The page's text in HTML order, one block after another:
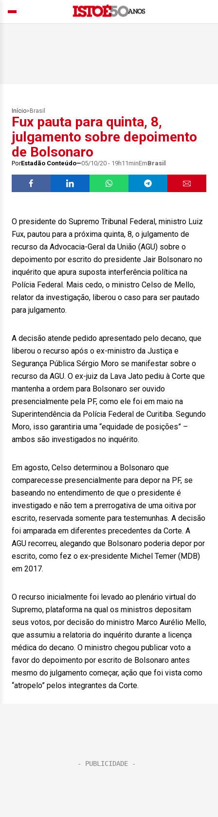
Início> Brasil
Fux pauta para quinta, 8,
julgamento sobre depoimento
de Bolsonaro
PorEstadão Conteúdo 05/10/20 - 19h11minEmBrasil
O presidente do Supremo Tribunal Federal, ministro Luiz
Fux, pautou para a próxima quinta, 8, o julgamento de
recurso da Advocacia-Geral da União (AGU) sobre o
depoimento por escrito do presidente Jair Bolsonaro no
inquérito que apura suposta interferência política na
Polícia Federal. Mais cedo, o ministro Celso de Mello,
relator da investigação, liberou o caso para ser pautado
para julgamento.
A decisão atende pedido apresentado pelo decano, que
liberou o recurso após o ex-ministro da Justiça e
Segurança Pública Sérgio Moro se manifestar sobre o
recurso da AGU. O ex-juiz da Lava Jato pediu à Corte que
mantenha a ordem para Bolsonaro ser ouvido
presencialmente pela PF, como ele foi em maio na
Superintendência da Polícia Federal de Curitiba. Segundo
Moro, isso garantiria uma “equidade de posições” –
ambos são investigados no inquérito.
Em agosto, Celso determinou a Bolsonaro que
comparecesse presencialmente para depor na PF, se
baseando no entendimento de que o presidente é
investigado e não tem a prerrogativa de uma oitiva por
escrito, reservada somente para testemunhas. A decisão
foi amparada em diferentes precedentes da Corte. A
AGU recorreu, alegando que Bolsonaro poderia depor por
escrito, como fez o ex-presidente Michel Temer (MDB)
em 2017.
O recurso inicialmente foi levado ao plenário virtual do
Supremo, plataforma na qual os ministros depositam
seus votos, por decisão do ministro Marco Aurélio Mello,
que assumiu a relatoria do inquérito durante a licença
médica do decano. O ministro chegou publicar voto a
favor do depoimento por escrito de Bolsonaro antes
mesmo do julgamento começar, ação que foi vista como
“atropelo” pelos integrantes da Corte.